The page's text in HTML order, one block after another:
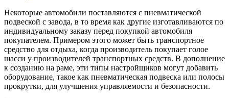
Некоторые автомобили поставляются с пневматической
подвеской с завода, в то время как другие изготавливаются по
индивидуальному заказу перед покупкой автомобиля
покупателем. Примером этого может быть транспортное
средство для отдыха, когда производитель покупает голое
шасси у производителей транспортных средств. В дополнение
к созданию на раме, эти типы настройщиков могут добавить
оборудование, такое как пневматическая подвеска или полосы
прокрутки, для улучшения управляемости и безопасности.